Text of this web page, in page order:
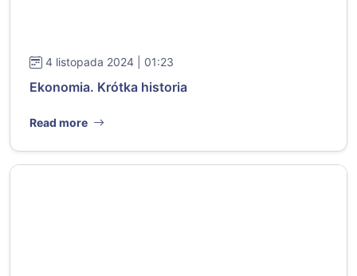
4 listopada 2024 | 01:23
Ekonomia. Krótka historia
Read more